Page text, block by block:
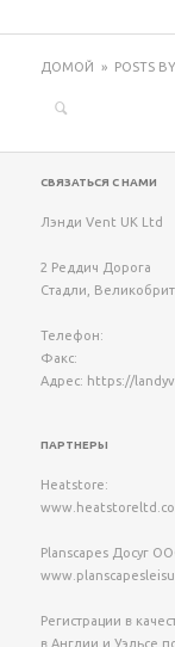
ДОМОЙ » POSTS BY
Поиск:
СВЯЗАТЬСЯ С НАМИ
Лэнди Vent UK Ltd
2 Реддич Дорога
Стадли
Телефон:
Факс:
Адрес: https://
ПАРТНЕРЫ
Heatstore:
Planscapes Досуг
Регистрации в
в Англии и Уэльсе